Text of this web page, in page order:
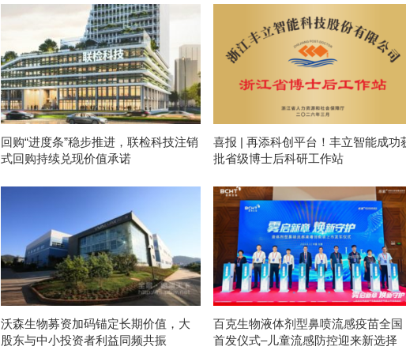
回购“进度条”稳步推进，联检科技注销
式回购持续兑现价值承诺
喜报 | 再添科创平台！丰立智能成功
批省级博士后科研工作站
沃森生物募资加码锚定长期价值，大
股东与中小投资者利益同频共振
百克生物液体剂型鼻喷流感疫苗全国
首发仪式–儿童流感防控迎来新选择